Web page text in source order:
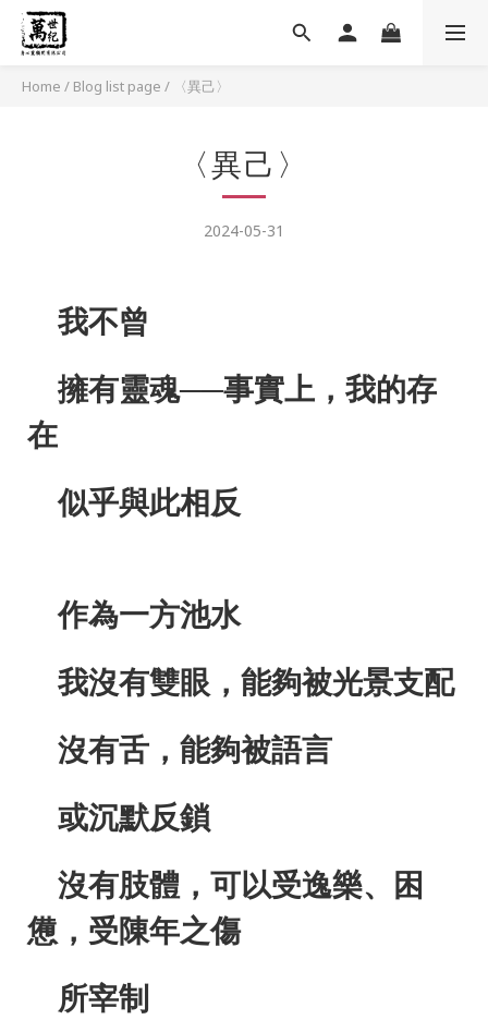
Home / Blog list page / 〈異己〉
〈異己〉
2024-05-31
我不曾
擁有靈魂──事實上，我的存
在
似乎與此相反
作為一方池水
我沒有雙眼，能夠被光景支配
沒有舌，能夠被語言
或沉默反鎖
沒有肢體，可以受逸樂、困
憊，受陳年之傷
所宰制